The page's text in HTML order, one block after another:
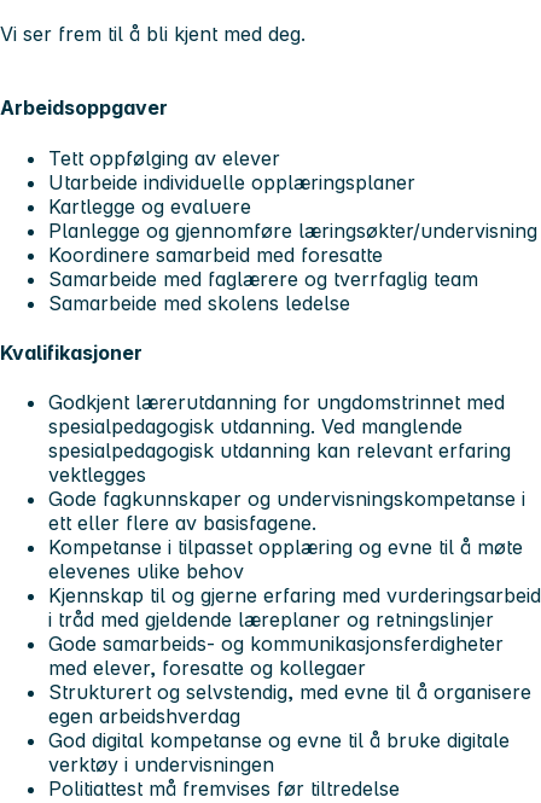
Vi ser frem til å bli kjent med deg.
Arbeidsoppgaver
Tett oppfølging av elever
Utarbeide individuelle opplæringsplaner
Kartlegge og evaluere
Planlegge og gjennomføre læringsøkter/undervisning
Koordinere samarbeid med foresatte
Samarbeide med faglærere og tverrfaglig team
Samarbeide med skolens ledelse
Kvalifikasjoner
Godkjent lærerutdanning for ungdomstrinnet med
spesialpedagogisk utdanning. Ved manglende
spesialpedagogisk utdanning kan relevant erfaring
vektlegges
Gode fagkunnskaper og undervisningskompetanse i
ett eller flere av basisfagene.
Kompetanse i tilpasset opplæring og evne til å møte
elevenes ulike behov
Kjennskap til og gjerne erfaring med vurderingsarbeid
i tråd med gjeldende læreplaner og retningslinjer
Gode samarbeids- og kommunikasjonsferdigheter
med elever, foresatte og kollegaer
Strukturert og selvstendig, med evne til å organisere
egen arbeidshverdag
God digital kompetanse og evne til å bruke digitale
verktøy i undervisningen
Politiattest må fremvises før tiltredelse